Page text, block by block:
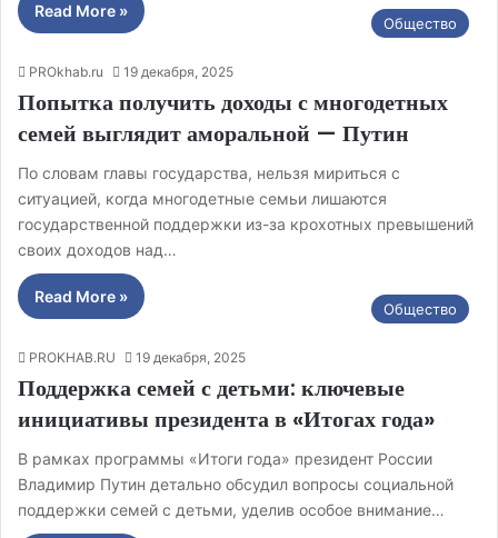
Read More »
Общество
PROkhab.ru 19 декабря, 2025
Попытка получить доходы с многодетных
семей выглядит аморальной — Путин
По словам главы государства, нельзя мириться с
ситуацией, когда многодетные семьи лишаются
государственной поддержки из-за крохотных превышений
своих доходов над…
Read More »
Общество
PROKHAB.RU 19 декабря, 2025
Поддержка семей с детьми: ключевые
инициативы президента в «Итогах года»
В рамках программы «Итоги года» президент России
Владимир Путин детально обсудил вопросы социальной
поддержки семей с детьми, уделив особое внимание…